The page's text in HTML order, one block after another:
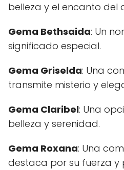
belleza y el encanto del
Gema Bethsaida: Un
significado especial.
Gema Griselda: Una
transmite misterio y
Gema Claribel: Una
belleza y serenidad.
Gema Roxana: Una
destaca por su fuerza y